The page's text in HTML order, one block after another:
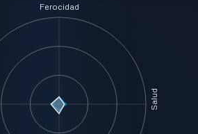
Ferocidad
Salud